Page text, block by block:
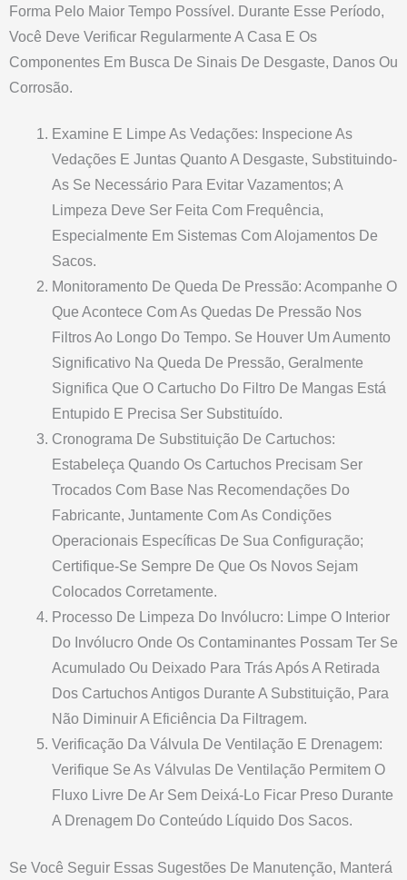
Forma Pelo Maior Tempo Possível. Durante Esse Período,
Você Deve Verificar Regularmente A Casa E Os
Componentes Em Busca De Sinais De Desgaste, Danos Ou
Corrosão.
Examine E Limpe As Vedações: Inspecione As
Vedações E Juntas Quanto A Desgaste, Substituindo-
As Se Necessário Para Evitar Vazamentos; A
Limpeza Deve Ser Feita Com Frequência,
Especialmente Em Sistemas Com Alojamentos De
Sacos.
Monitoramento De Queda De Pressão: Acompanhe O
Que Acontece Com As Quedas De Pressão Nos
Filtros Ao Longo Do Tempo. Se Houver Um Aumento
Significativo Na Queda De Pressão, Geralmente
Significa Que O Cartucho Do Filtro De Mangas Está
Entupido E Precisa Ser Substituído.
Cronograma De Substituição De Cartuchos:
Estabeleça Quando Os Cartuchos Precisam Ser
Trocados Com Base Nas Recomendações Do
Fabricante, Juntamente Com As Condições
Operacionais Específicas De Sua Configuração;
Certifique-Se Sempre De Que Os Novos Sejam
Colocados Corretamente.
Processo De Limpeza Do Invólucro: Limpe O Interior
Do Invólucro Onde Os Contaminantes Possam Ter Se
Acumulado Ou Deixado Para Trás Após A Retirada
Dos Cartuchos Antigos Durante A Substituição, Para
Não Diminuir A Eficiência Da Filtragem.
Verificação Da Válvula De Ventilação E Drenagem:
Verifique Se As Válvulas De Ventilação Permitem O
Fluxo Livre De Ar Sem Deixá-Lo Ficar Preso Durante
A Drenagem Do Conteúdo Líquido Dos Sacos.
Se Você Seguir Essas Sugestões De Manutenção, Manterá